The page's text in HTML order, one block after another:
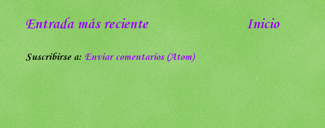
Entrada más reciente Inicio
Suscribirse a:Enviar comentarios (Atom)